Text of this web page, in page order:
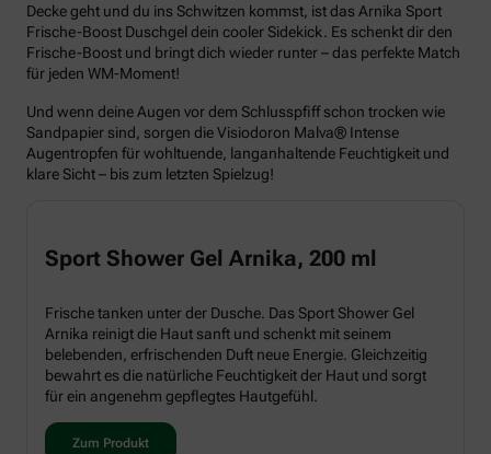
Decke geht und du ins Schwitzen kommst, ist das Arnika Sport
Frische-Boost Duschgel dein cooler Sidekick. Es schenkt dir den
Frische-Boost und bringt dich wieder runter – das perfekte Match
für jeden WM-Moment!
Und wenn deine Augen vor dem Schlusspfiff schon trocken wie
Sandpapier sind, sorgen die Visiodoron Malva® Intense
Augentropfen für wohltuende, langanhaltende Feuchtigkeit und
klare Sicht – bis zum letzten Spielzug!
Sport Shower Gel Arnika, 200 ml
Frische tanken unter der Dusche. Das Sport Shower Gel
Arnika reinigt die Haut sanft und schenkt mit seinem
belebenden, erfrischenden Duft neue Energie. Gleichzeitig
bewahrt es die natürliche Feuchtigkeit der Haut und sorgt
für ein angenehm gepflegtes Hautgefühl.
Zum Produkt